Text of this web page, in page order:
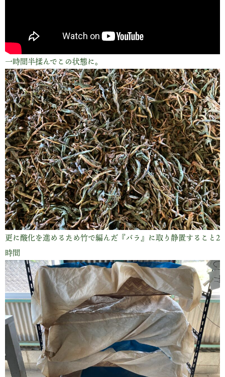
一時間半揉んでこの状態に。
更に酸化を進めるため竹で編んだ『バラ』に取り静置すること2
時間